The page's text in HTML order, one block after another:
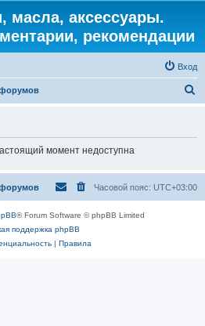
масла, аксессуары.
рекомендации
Вход
момент недоступна
Часовой пояс: UTC+03:00
® Forum Software © phpBB Limited
поддержка phpBB
| Правила